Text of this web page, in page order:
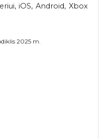
iOS, Android, Xbox
2025 m.